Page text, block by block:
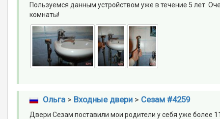
Пользуемся данным устройством уже в течение 5 лет.
комнаты!
Ольга> Входные двери> Сезам #4259
Двери Сезам поставили мои родители у себя уже более